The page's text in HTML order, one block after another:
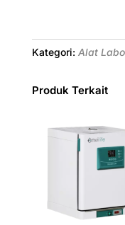
Kategori: Alat
Produk Terkait